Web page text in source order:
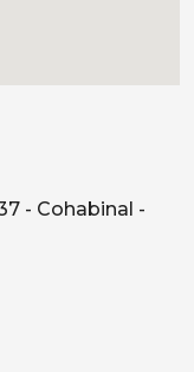
- Cohabinal -